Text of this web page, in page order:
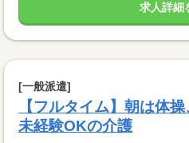
求人詳細
[一般派遣]
【フルタイム】朝は体
未経験OKの介護